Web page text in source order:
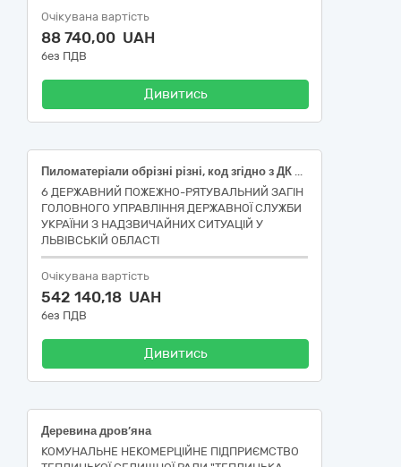
Очікувана вартість
88 740,00 UAH
без ПДВ
Дивитись
Пиломатеріали обрізні різні, код згідно з ДК 021-2015 – 03410000-7 Деревина
6 ДЕРЖАВНИЙ ПОЖЕЖНО-РЯТУВАЛЬНИЙ ЗАГІН
ГОЛОВНОГО УПРАВЛІННЯ ДЕРЖАВНОЇ СЛУЖБИ
УКРАЇНИ З НАДЗВИЧАЙНИХ СИТУАЦІЙ У
ЛЬВІВСЬКІЙ ОБЛАСТІ
Очікувана вартість
542 140,18 UAH
без ПДВ
Дивитись
Деревина дров’яна
КОМУНАЛЬНЕ НЕКОМЕРЦІЙНЕ ПІДПРИЄМСТВО